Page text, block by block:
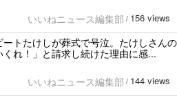
いいねニュース編集部 / 156 views
ートたけしが葬式で号泣。たけしさんの
れ！」と請求し続けた理由に感...
いいねニュース編集部 / 144 views